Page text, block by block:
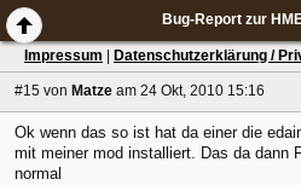
Impressum Datenschutzerklärung /
#15 von Matze am 24 Okt, 2010 15:16
Ok wenn das so ist hat da einer die
mit meiner mod installiert. Das da dann
normal